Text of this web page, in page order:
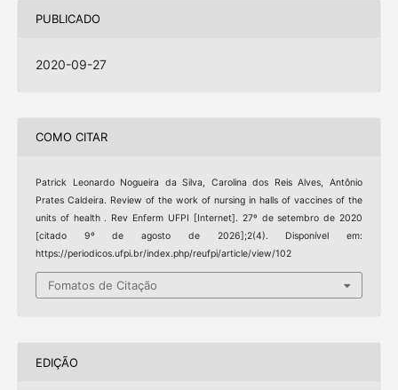
PUBLICADO
2020-09-27
COMO CITAR
Patrick Leonardo Nogueira da Silva, Carolina dos Reis Alves, Antônio
Prates Caldeira. Review of the work of nursing in halls of vaccines of the
units of health . Rev Enferm UFPI [Internet]. 27º de setembro de 2020
[citado 9º de agosto de 2026];2(4). Disponível em:
https://periodicos.ufpi.br/index.php/reufpi/article/view/102
Fomatos de Citação
EDIÇÃO